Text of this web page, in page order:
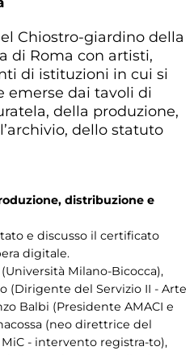
Chiostro-giardino della
di Roma con artisti,
di istituzioni in cui si
emerse dai tavoli di
della produzione,
dello statuto
distribuzione e
e discusso il certificato
digitale.
Milano-Bicocca),
(Dirigente del Servizio II - Arte
Balbi (Presidente AMACI e
(neo direttrice del
- intervento registra-to),